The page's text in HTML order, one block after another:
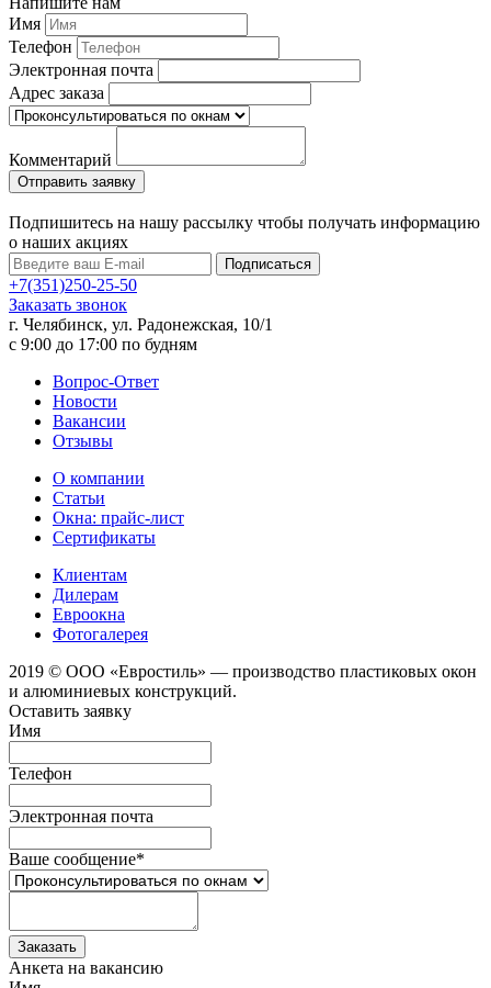
Имя
Телефон
Электронная почта
Адрес заказа
Комментарий
Подпишитесь на нашу рассылку чтобы получать информацию
о наших акциях
Подписаться
+7(351)250-25-50
Заказать звонок
г. Челябинск, ул. Радонежская, 10/1
c 9:00 до 17:00 по будням
Вопрос-Ответ
Новости
Вакансии
Отзывы
О компании
Статьи
Окна: прайс-лист
Сертификаты
Клиентам
Дилерам
Евроокна
Фотогалерея
2019 © ООО «Евростиль» — производство пластиковых окон
и алюминиевых конструкций.
Оставить заявку
Имя
Телефон
Электронная почта
Ваше сообщение*
Анкета на вакансию